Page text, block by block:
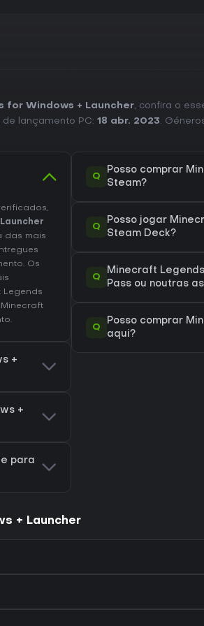
for Windows + Launcher, confira o
de lançamento PC: 18 abr. 2023.
das mais
Os
Legends
+
+
para
Q
Posso comprar
Steam?
Q
Posso jogar
Steam Deck?
Q
Minecraft
Pass ou noutras
Q
Posso comprar
aqui?
+ Launcher